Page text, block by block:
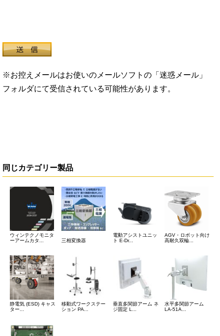
※お控えメールはお使いのメールソフトの「迷惑メール」
フォルダにて受信されている可能性があります。
同じカテゴリー製品
ウィンテクノモニタ
ーアームカタ...
三相変換器
電動アシストユニッ
ト E-Dr...
AGV・ロボット向け
高耐久双輪...
静電気 (ESD) キャス
ター...
移動式ワークステー
ション PA...
垂直多関節アーム ネ
ジ固定 L...
水平多関節アーム
LA-51A...